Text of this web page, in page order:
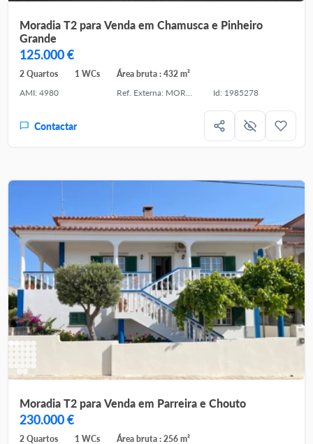
Moradia T2 para Venda em Chamusca e Pinheiro
Grande
125.000 €
2 Quartos 1 WCs
Área bruta : 432 m²
AMI: 4980
Ref. Externa: MOR4482 Id: 1985278
Contactar
Moradia T2 para Venda em Parreira e Chouto
230.000 €
2 Quartos 1 WCs
Área bruta : 256 m²